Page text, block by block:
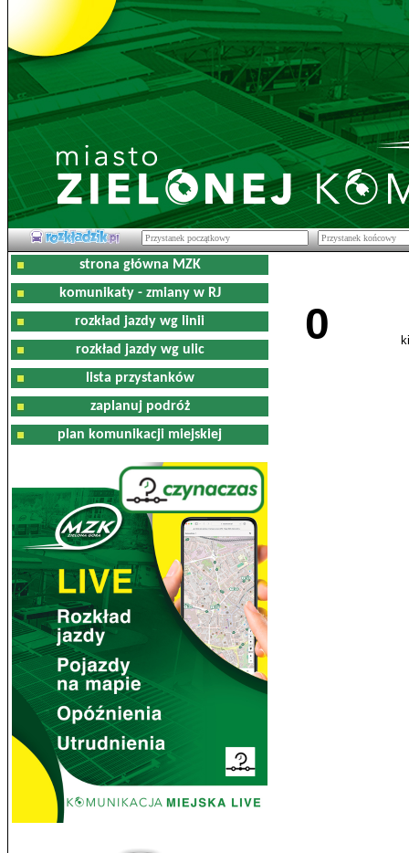
strona główna MZK
komunikaty - zmiany w RJ
rozkład jazdy wg linii
rozkład jazdy wg ulic
lista przystanków
zaplanuj podróż
plan komunikacji miejskiej
0